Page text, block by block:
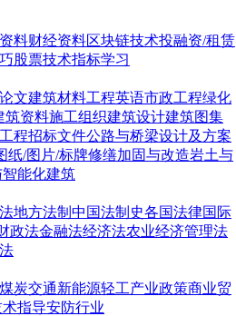
料财经资料区块链技术投融资/租赁
股票技术指标学习
文建筑材料工程英语市政工程绿化
筑资料施工组织建筑设计建筑图集
程招标文件公路与桥梁设计及方案
纸/图片/标牌修缮加固与改造岩土与
能化建筑
地方法制 中国法制史各国法律国际
政法金融法经济法农业经济管理法
煤炭交通新能源轻工产业政策商业贸
指导安防行业